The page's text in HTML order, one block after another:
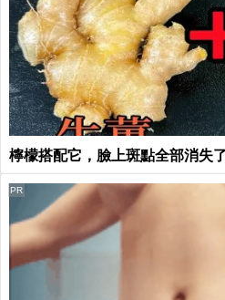
檸檬搭配它，臉上斑點全部消失
PR